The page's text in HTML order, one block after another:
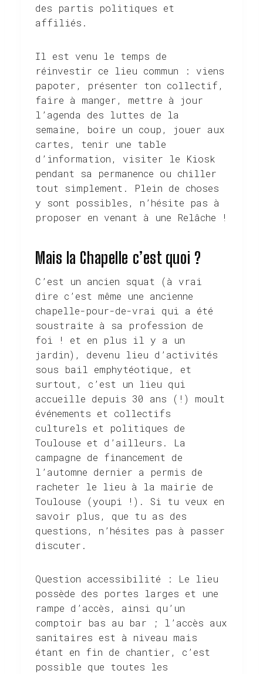
des partis politiques et
affiliés.
Il est venu le temps de
réinvestir ce lieu commun : viens
papoter, présenter ton collectif,
faire à manger, mettre à jour
l’agenda des luttes de la
semaine, boire un coup, jouer aux
cartes, tenir une table
d’information, visiter le Kiosk
pendant sa permanence ou chiller
tout simplement. Plein de choses
y sont possibles, n’hésite pas à
proposer en venant à une Relâche !
Mais la Chapelle c’est quoi ?
C’est un ancien squat (à vrai
dire c’est même une ancienne
chapelle-pour-de-vrai qui a été
soustraite à sa profession de
foi ! et en plus il y a un
jardin), devenu lieu d’activités
sous bail emphytéotique, et
surtout, c’est un lieu qui
accueille depuis 30 ans (!) moult
événements et collectifs
culturels et politiques de
Toulouse et d’ailleurs. La
campagne de financement de
l’automne dernier a permis de
racheter le lieu à la mairie de
Toulouse (youpi !). Si tu veux en
savoir plus, que tu as des
questions, n’hésites pas à passer
discuter.
Question accessibilité : Le lieu
possède des portes larges et une
rampe d’accès, ainsi qu’un
comptoir bas au bar ; l’accès aux
sanitaires est à niveau mais
étant en fin de chantier, c’est
possible que toutes les